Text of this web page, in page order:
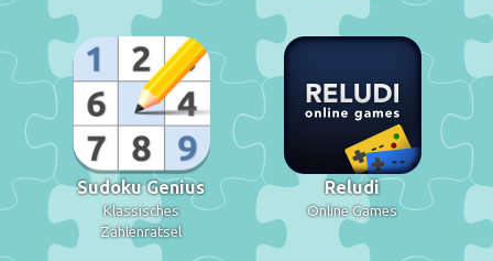
Sudoku Genius
Klassisches
Zahlenrätsel
Reludi
Online Games